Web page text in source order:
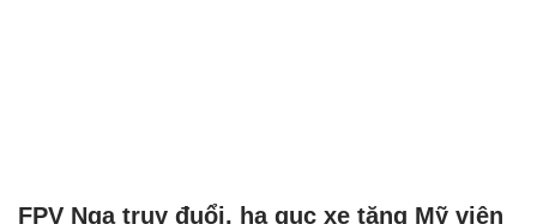
FPV Nga truy đuổi, hạ gục xe tăng Mỹ viện